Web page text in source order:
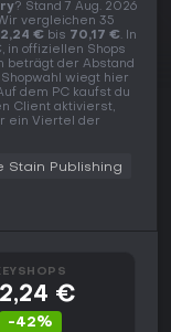
? Stand 7 Aug. 2026
vergleichen 35
€ bis 70,17 €. In
in offiziellen Shops
beträgt der Abstand
wiegt hier
dem PC kaufst du
Client aktivierst,
ein Viertel der
Stain Publishing
€
-42%